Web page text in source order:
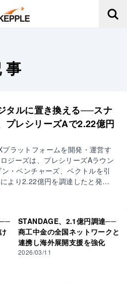
タルに置き換える──スナ
プレシリーズAで2.22億円
ラットフォームを開発・運営す
ジーズは、プレシリーズAラウン
・ベンチャーズ、ベクトルを引
より2.22億円を調達したと発
達額は3.56億円となった。 同社
わる業務のデジタル化を支援す
タル投げ銭サービス「スナボ
ク業界は全国に多数の店舗を抱
エコノミーの一角
──
STANDAGE、2.1億円調達──
商工中金の全国ネットワークと
連携し海外展開支援を強化
2026/03/11